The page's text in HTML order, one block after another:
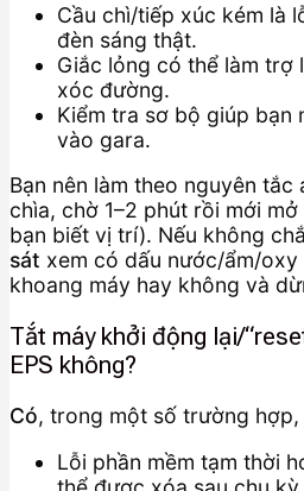
Cầu chì/tiếp xúc kém là
đèn sáng thật.
Giắc lỏng có thể làm trợ
xóc đường.
Kiểm tra sơ bộ giúp bạn
vào gara.
Bạn nên làm theo nguyên
chìa, chờ 1–2 phút rồi mới
bạn biết vị trí). Nếu không
sát xem có dấu nước/ẩm/
khoang máy hay không và
Tắt máy khởi động lại/
EPS không?
Có, trong một số trường hợp,
Lỗi phần mềm tạm thời